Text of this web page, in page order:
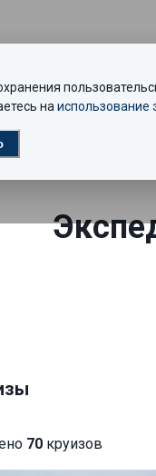
Рекомендации
70 круизов
на использование